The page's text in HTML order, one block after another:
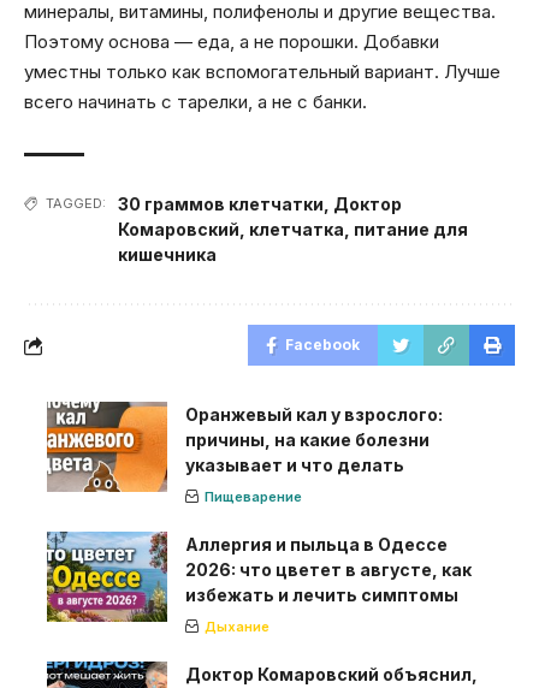
минералы, витамины, полифенолы и другие вещества.
Поэтому основа — еда, а не порошки. Добавки
уместны только как вспомогательный вариант. Лучше
всего начинать с тарелки, а не с банки.
TAGGED: 30 граммов клетчатки, Доктор
Комаровский, клетчатка, питание для
кишечника
Facebook
Оранжевый кал у взрослого:
причины, на какие болезни
указывает и что делать
Пищеварение
Аллергия и пыльца в Одессе
2026: что цветет в августе, как
избежать и лечить симптомы
Дыхание
Доктор Комаровский объяснил,